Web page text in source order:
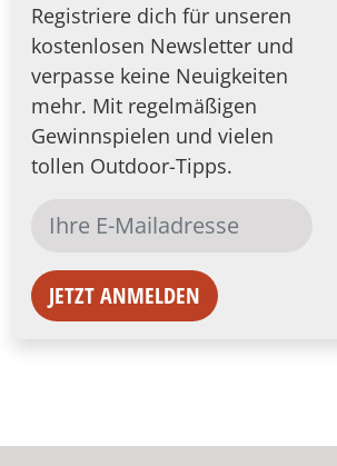
Registriere dich für unseren
kostenlosen Newsletter und
verpasse keine Neuigkeiten
mehr. Mit regelmäßigen
Gewinnspielen und vielen
tollen Outdoor-Tipps.
JETZT ANMELDEN